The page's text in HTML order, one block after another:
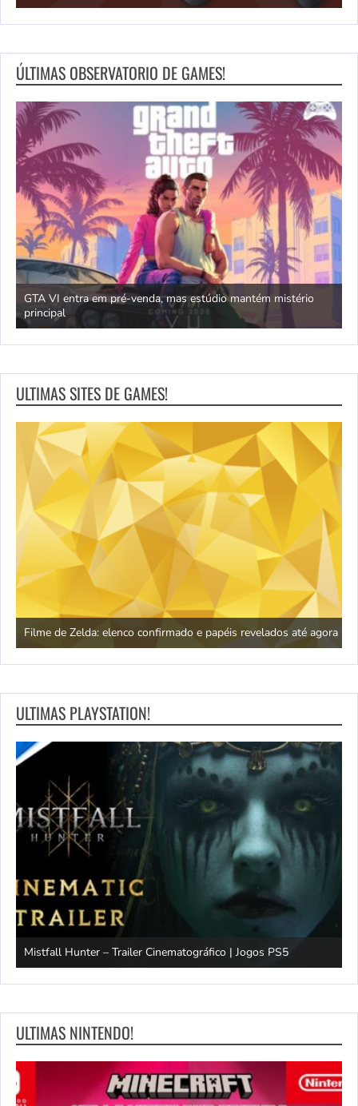
ÚLTIMAS OBSERVATORIO DE GAMES!
mistério
Jogos com temática oriental e dragões da sorte
ULTIMAS SITES DE GAMES!
revelados até agora
RPG de Game of Thrones: por que o jogo
ainda é a melhor aposta para os fãs
ULTIMAS PLAYSTATION!
| Jogos PS5 Stupid Never Dies – anúncio da data de
ULTIMAS NINTENDO!